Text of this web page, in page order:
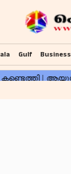
Gulf Business